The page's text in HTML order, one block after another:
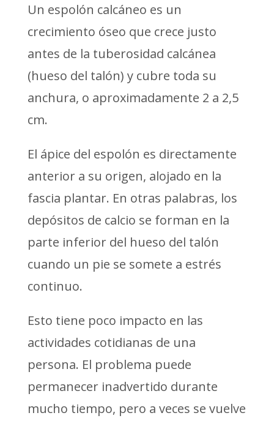
Un espolón calcáneo es un
crecimiento óseo que crece justo
antes de la tuberosidad calcánea
(hueso del talón) y cubre toda su
anchura, o aproximadamente 2 a 2,5
cm.
El ápice del espolón es directamente
anterior a su origen, alojado en la
fascia plantar. En otras palabras, los
depósitos de calcio se forman en la
parte inferior del hueso del talón
cuando un pie se somete a estrés
continuo.
Esto tiene poco impacto en las
actividades cotidianas de una
persona. El problema puede
permanecer inadvertido durante
mucho tiempo, pero a veces se vuelve